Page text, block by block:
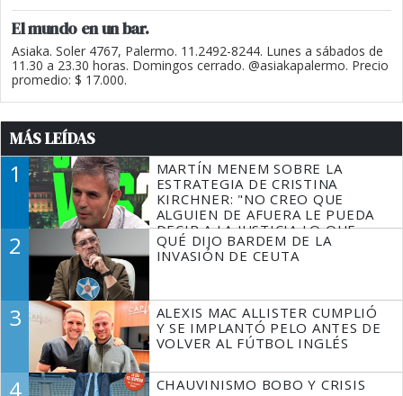
El mundo en un bar.
Asiaka. Soler 4767, Palermo. 11.2492-8244. Lunes a sábados de
11.30 a 23.30 horas. Domingos cerrado. @asiakapalermo. Precio
promedio: $ 17.000.
MÁS LEÍDAS
1
MARTÍN MENEM SOBRE LA
ESTRATEGIA DE CRISTINA
KIRCHNER: "NO CREO QUE
ALGUIEN DE AFUERA LE PUEDA
DECIR A LA JUSTICIA LO QUE
TIENE QUE HACER"
2
QUÉ DIJO BARDEM DE LA
INVASIÓN DE CEUTA
3
ALEXIS MAC ALLISTER CUMPLIÓ
Y SE IMPLANTÓ PELO ANTES DE
VOLVER AL FÚTBOL INGLÉS
4
CHAUVINISMO BOBO Y CRISIS